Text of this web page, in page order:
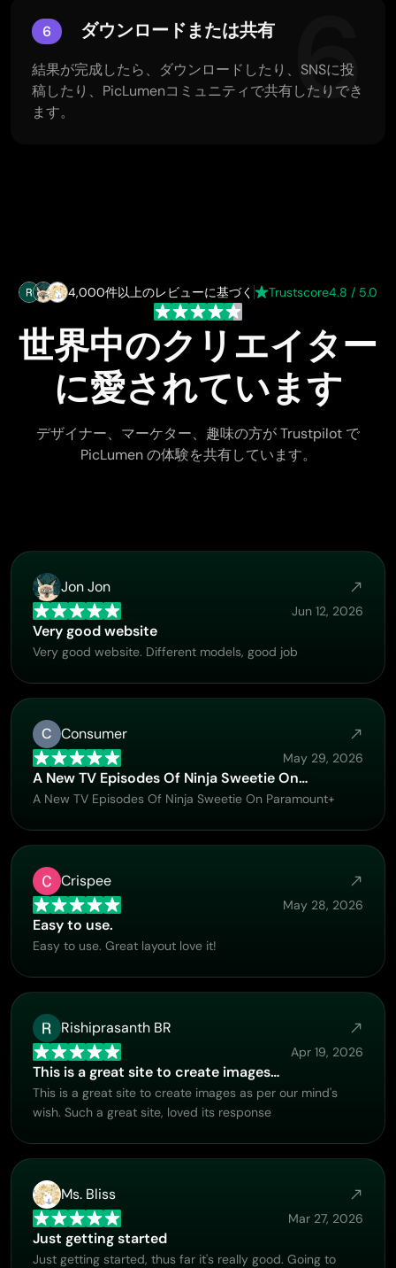
6 ダウンロードまたは共有 6
結果が完成したら、ダウンロードしたり、SNSに投
稿したり、PicLumenコミュニティで共有したりでき
ます。
4,000件以上のレビューに基づく Trustscore4.8 / 5.0
世界中のクリエイター
に愛されています
デザイナー、マーケター、趣味の方が Trustpilot で
PicLumen の体験を共有しています。
Jon Jon
Jun 12, 2026
Very good website
Very good website. Different models, good job
C Consumer
May 29, 2026
A New TV Episodes Of Ninja Sweetie On…
A New TV Episodes Of Ninja Sweetie On Paramount+
Crispee
May 28, 2026
Easy to use.
Easy to use. Great layout love it!
Rishiprasanth BR
Apr 19, 2026
This is a great site to create images…
This is a great site to create images as per our mind's
wish. Such a great site, loved its response
Ms. Bliss
Mar 27, 2026
Just getting started
Just getting started, thus far it's really good. Going to